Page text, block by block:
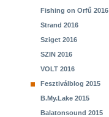
Fishing on Orfű 2016
Strand 2016
Sziget 2016
SZIN 2016
VOLT 2016
Fesztiválblog 2015
B.My.Lake 2015
Balatonsound 2015